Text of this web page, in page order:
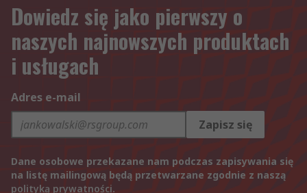
Dowiedz się jako pierwszy o
naszych najnowszych produktach
i usługach
Adres e-mail
Zapisz się
Dane osobowe przekazane nam podczas zapisywania się
na listę mailingową będą przetwarzane zgodnie z naszą
polityką prywatności.